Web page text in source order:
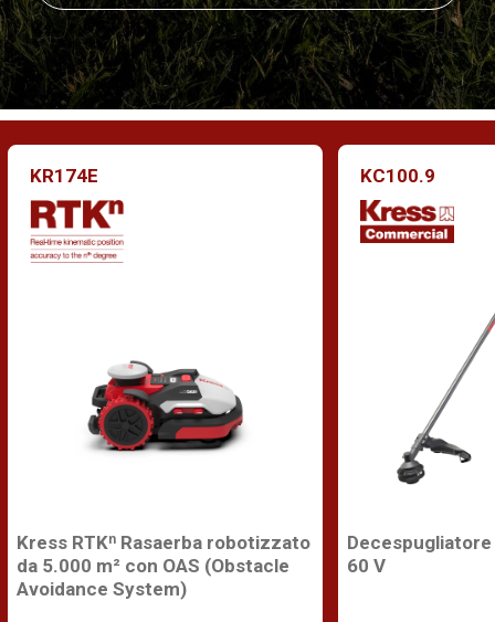
KR174E
Kress RTKⁿ Rasaerba robotizzato
da 5.000 m² con OAS (Obstacle
Avoidance System)
KC100.9
60 V